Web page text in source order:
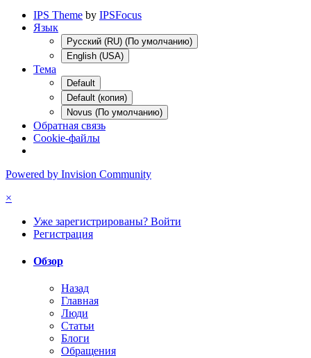
IPS Theme by IPSFocus
Язык
Русский (RU) (По умолчанию)
English (USA)
Тема
Default
Default (копия)
Novus (По умолчанию)
Обратная связь
Cookie-файлы
Powered by Invision Community
×
Уже зарегистрированы? Войти
Регистрация
Обзор
Назад
Главная
Люди
Статьи
Блоги
Обращения